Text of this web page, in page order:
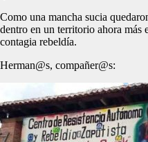
Como una mancha sucia
dentro en un territorio ahora más
contagia rebeldía.
Herman@s, compañer@s: